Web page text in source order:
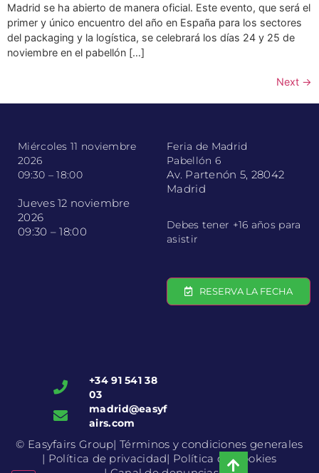
Madrid se ha abierto de manera oficial. Este evento, que será el
primer y único encuentro del año en España para los sectores
del packaging y la logística, se celebrará los días 24 y 25 de
noviembre en el pabellón […]
Next →
Miércoles 11 noviembre
2026
09:30 – 18:00
Jueves 12 noviembre
2026
09:30 – 18:00
Feria de Madrid
Pabellón 6
Av. Partenón 5, 28042
Madrid
Debes tener +16 años para
asistir
RESERVA LA FECHA
+34 91 541 38
03
madrid@easyf
airs.com
© Easyfairs Group| Términos y condiciones generales
| Política de privacidad| Política de Cookies